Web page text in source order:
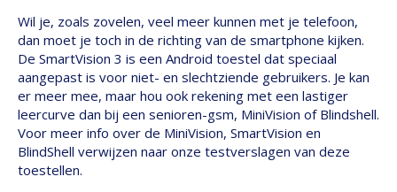
Wil je, zoals zovelen, veel meer kunnen met je telefoon,
dan moet je toch in de richting van de smartphone kijken.
De SmartVision 3 is een Android toestel dat speciaal
aangepast is voor niet- en slechtziende gebruikers. Je kan
er meer mee, maar hou ook rekening met een lastiger
leercurve dan bij een senioren-gsm, MiniVision of Blindshell.
Voor meer info over de MiniVision, SmartVision en
BlindShell verwijzen naar onze testverslagen van deze
toestellen.